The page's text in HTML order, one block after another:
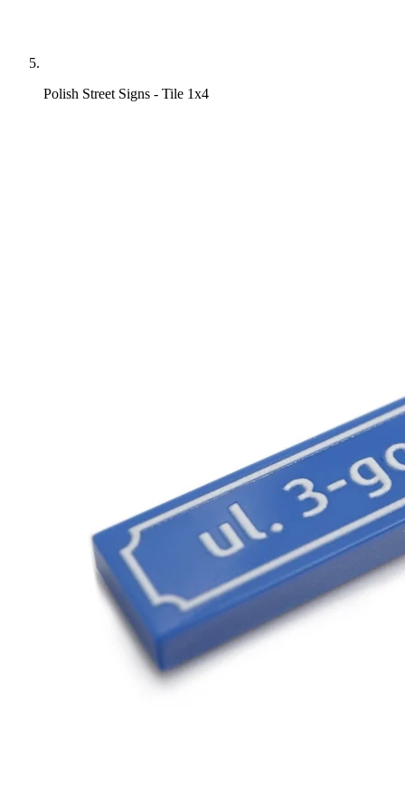
Polish Street Signs - Tile 1x4